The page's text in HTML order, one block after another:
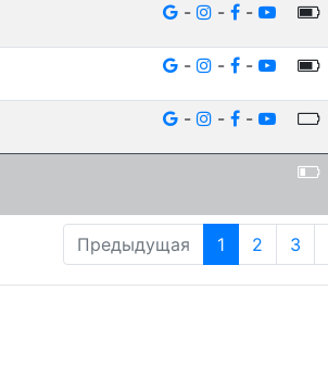
- - -
- - -
- - -
Предыдущая 1 2 3